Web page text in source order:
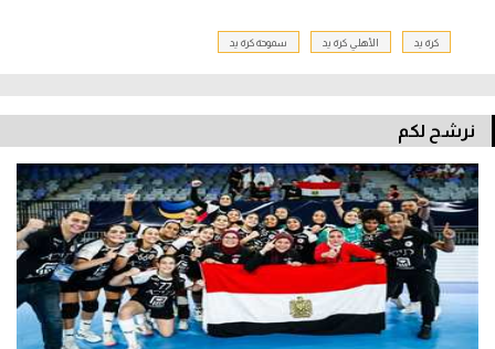
كرة يد الأهلي كرة يد سموحة كرة يد
نرشح لكم